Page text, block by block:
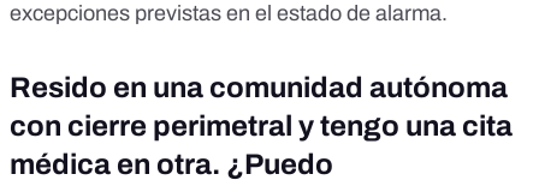
excepciones previstas en el estado de alarma.
Resido en una comunidad autónoma
con cierre perimetral y tengo una cita
médica en otra. ¿Puedo